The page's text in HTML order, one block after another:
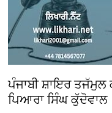
ਪੰਜਾਬੀ ਸ਼ਾਇਰ ਤਜੱਮੁਲ
ਪਿਆਰਾ ਸਿੰਘ ਕੁੱਦੋਵਾਲ